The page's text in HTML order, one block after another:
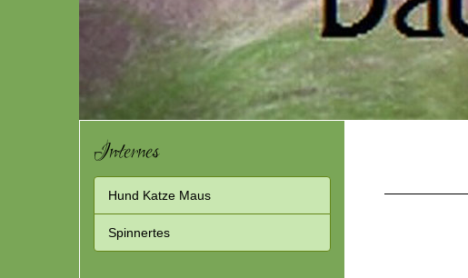
Internes
Hund Katze Maus
Spinnertes